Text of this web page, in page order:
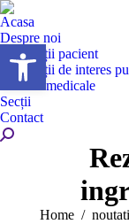
Deschide bara de unelte
Acasa
Despre noi
Informații pacient
Informații de interes
Servicii medicale
Secții
Contact
Search:
You are here:
Home noutati